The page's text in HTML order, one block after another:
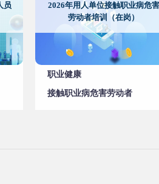
员
2026年用人单位接触职业病危害
劳动者培训（在岗）
职业健康
接触职业病危害劳动者